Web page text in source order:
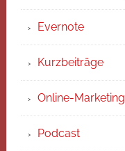
Evernote
Kurzbeiträge
Online-Marketing
Podcast